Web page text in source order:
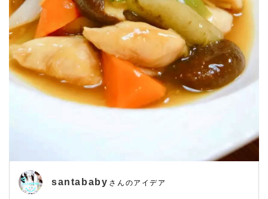
santababy さんのアイデア